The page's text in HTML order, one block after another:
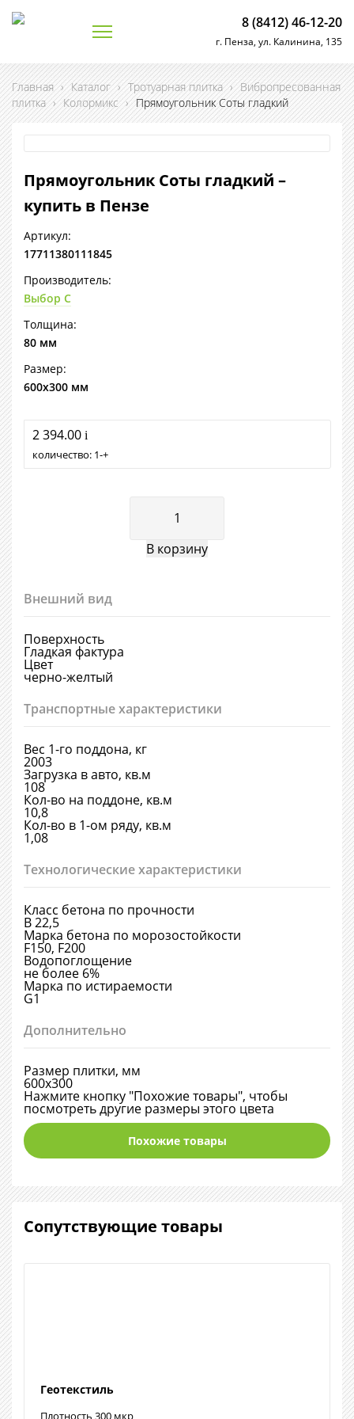
8 (8412) 46-12-20
г. Пенза, ул. Калинина, 135
Главная › Каталог › Тротуарная плитка › Вибропресованная
плитка › Колормикс › Прямоугольник Соты гладкий
Прямоугольник Соты гладкий –
купить в Пензе
Артикул:
17711380111845
Производитель:
Выбор С
Толщина:
80 мм
Размер:
600х300 мм
2 394.00 i
количество: 1 +
Внешний вид
Поверхность
Гладкая фактура
Цвет
черно-желтый
Транспортные характеристики
Вес 1-го поддона, кг
2003
Загрузка в авто, кв.м
108
Кол-во на поддоне, кв.м
10,8
Кол-во в 1-ом ряду, кв.м
1,08
Технологические характеристики
Класс бетона по прочности
В 22,5
Марка бетона по морозостойкости
F150, F200
Водопоглощение
не более 6%
Марка по истираемости
G1
Дополнительно
Размер плитки, мм
600х300
Нажмите кнопку "Похожие товары", чтобы
посмотреть другие размеры этого цвета
Похожие товары
Сопутствующие товары
Геотекстиль
Плотность 300 мкр